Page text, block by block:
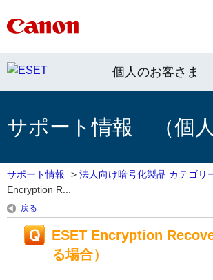
個人のお客さま
サポート情報 （個
サポート情報 > 法人向け暗号化製品 カテゴリ
Encryption R...
戻る
ESET Encryption
る場合）